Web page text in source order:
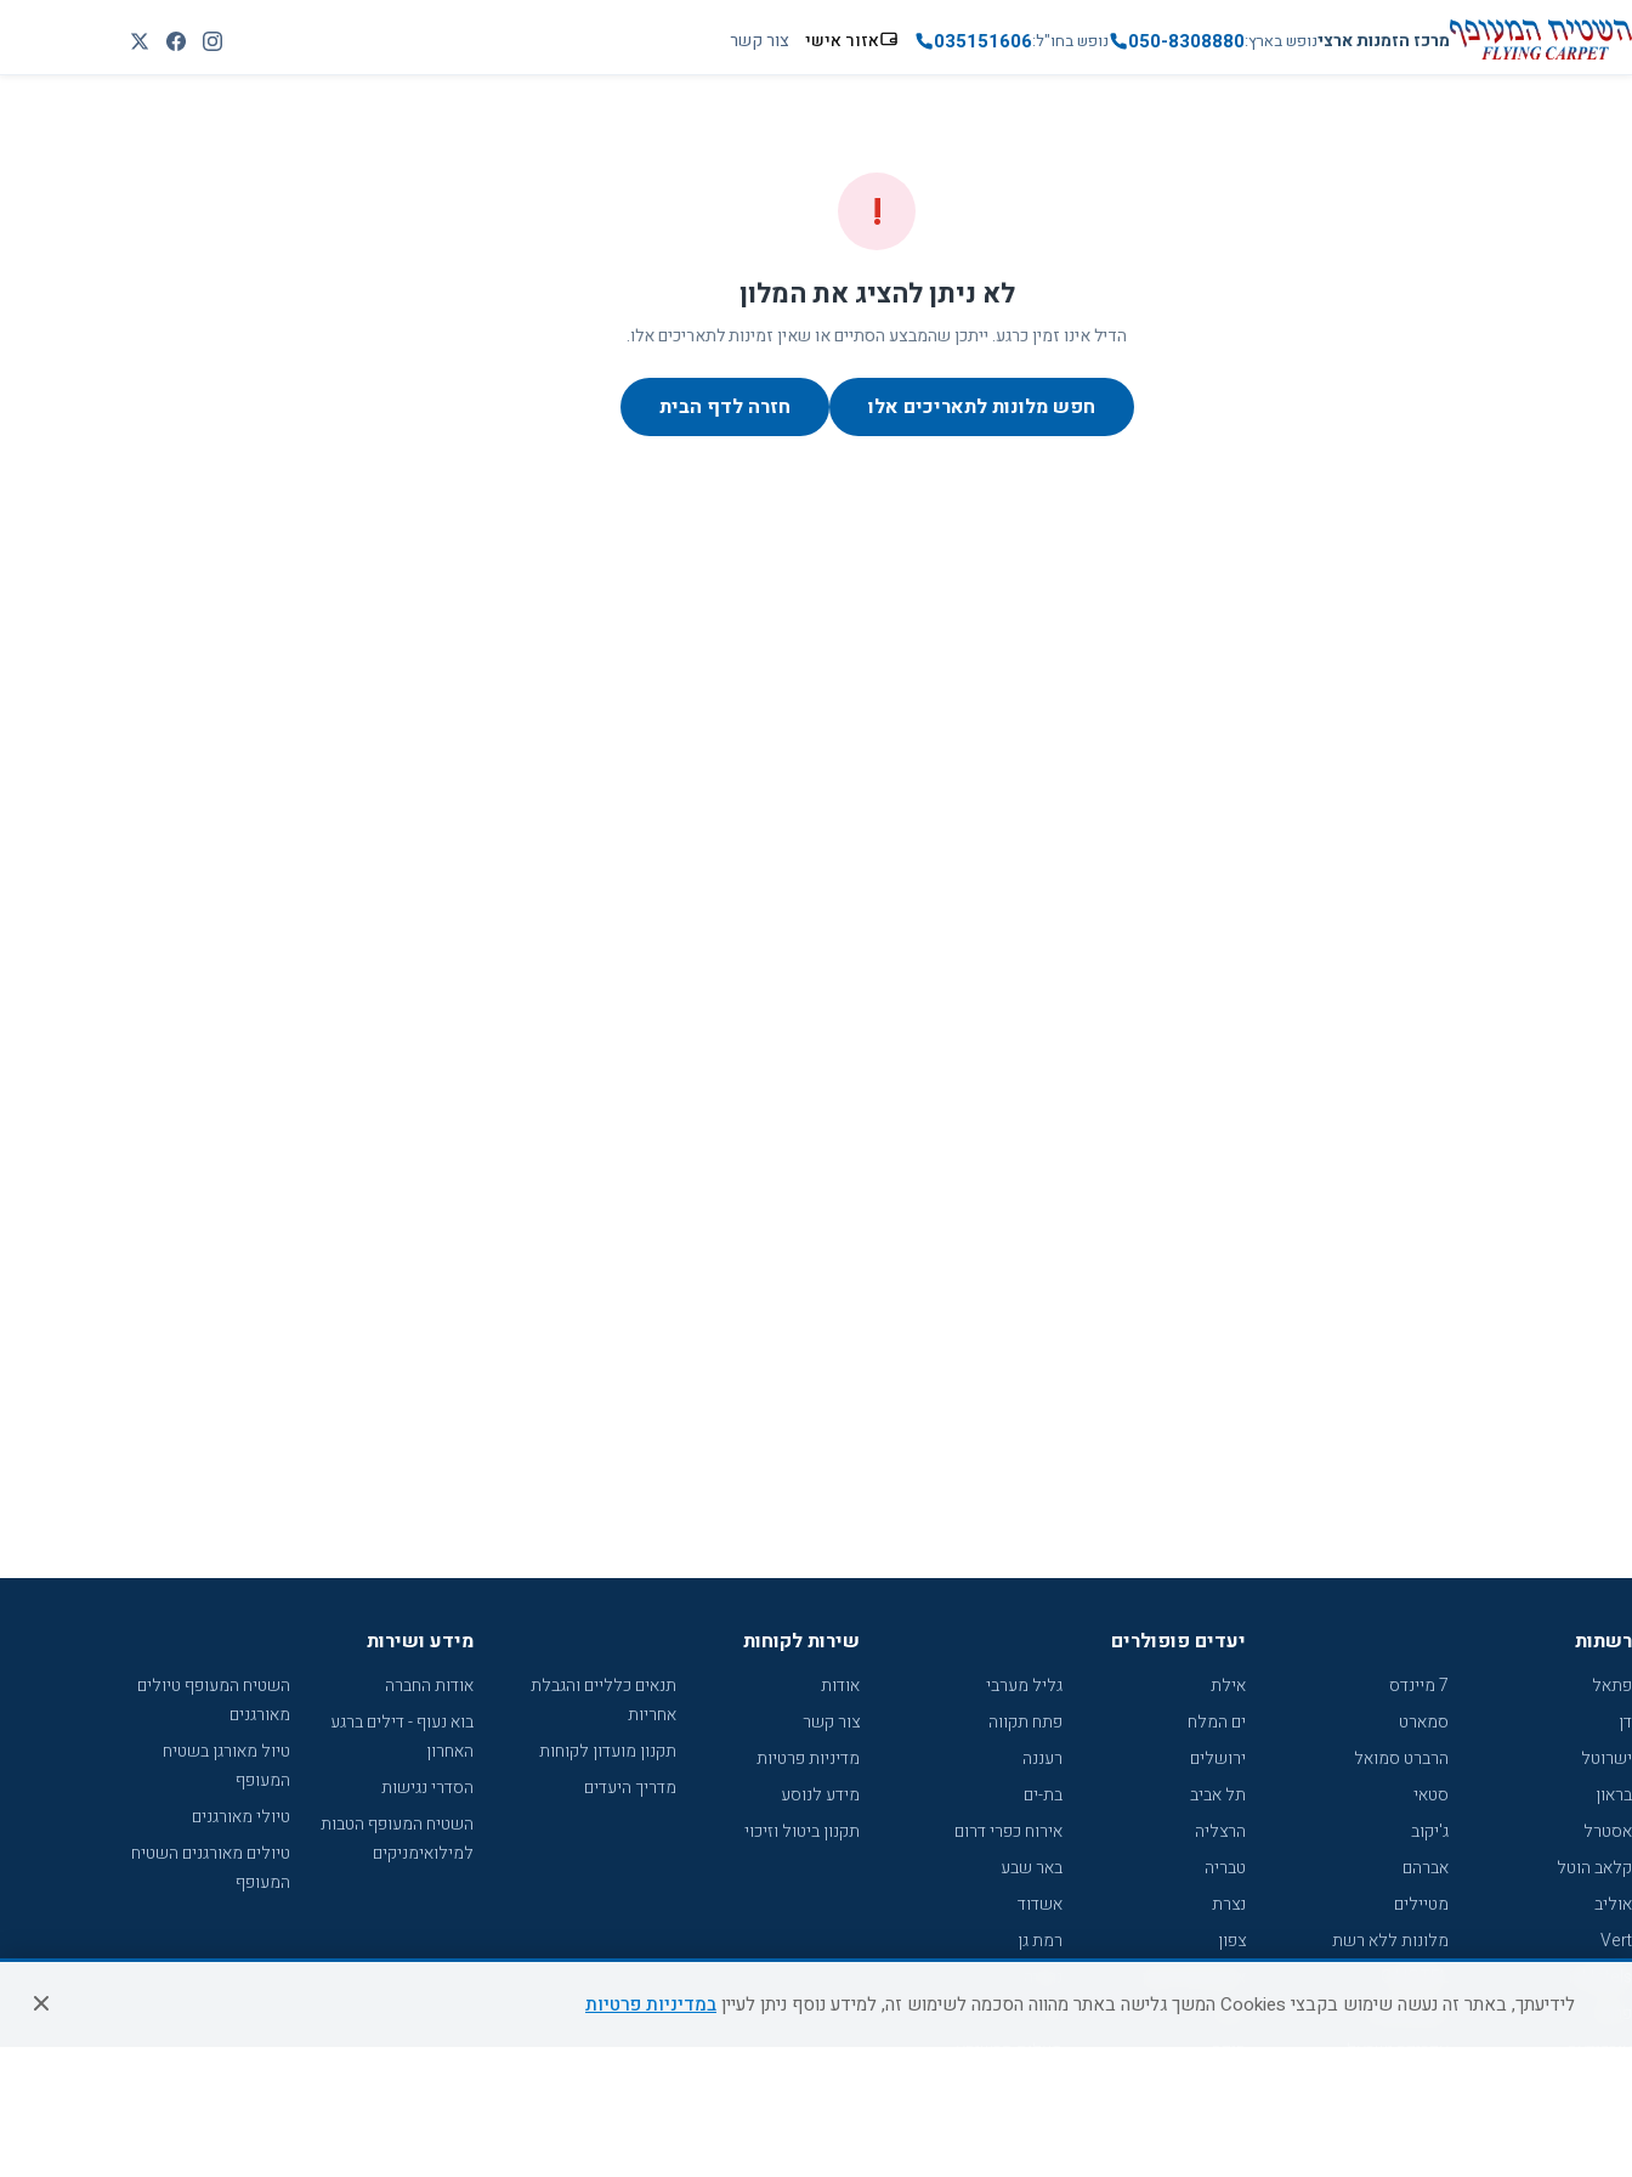
מרכז הזמנות ארצינופש בארץ050-8308880 נופש בחו"ל035151606 אזור אישי צור קשר
!
לא ניתן להציג את המלון
הדיל אינו זמין כרגע. ייתכן שהמבצע הסתיים או שאין זמינות לתאריכים אלו.
חפש מלונות לתאריכים אלו חזרה לדף הבית
רשתות
פתאל
דן
ישרוטל
בראון
אסטרל
קלאב הוטל
אוליב
Vert
7 מיינדס
סמארט
הרברט סמואל
סטאי
ג'יקוב
אברהם
מטיילים
מלונות ללא רשת
קראון פלאזה
יעדים פופולרים
אילת
ים המלח
ירושלים
תל אביב
הרצליה
טבריה
נצרת
צפון
נתניה
גליל מערבי
פתח תקווה
רעננה
בת-ים
אירוח כפרי דרום
באר שבע
אשדוד
רמת גן
עכו
שירות לקוחות
אודות
צור קשר
מדיניות פרטיות
מידע לנוסע
תקנון ביטול וזיכוי
תנאים כלליים והגבלת
אחריות
תקנון מועדון לקוחות
מדריך היעדים
מידע ושירות
אודות החברה
בוא נעוף - דילים ברגע
האחרון
הסדרי נגישות
השטיח המעופף הטבות
למילואימניקים
השטיח המעופף טיולים
מאורגנים
טיול מאורגן בשטיח
המעופף
טיולי מאורגנים
טיולים מאורגנים השטיח
המעופף
לידיעתך, באתר זה נעשה שימוש בקבצי Cookies המשך גלישה באתר מהווה הסכמה לשימוש זה, למידע נוסף ניתן לעיין במדיניות פרטיות